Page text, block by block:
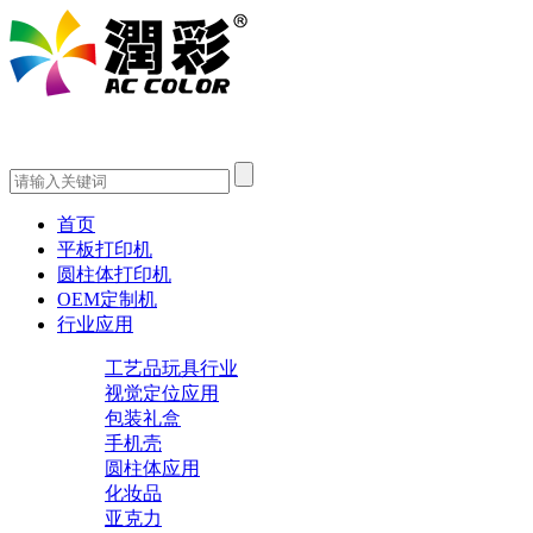
首页
平板打印机
圆柱体打印机
OEM定制机
行业应用
工艺品玩具行业
视觉定位应用
包装礼盒
手机壳
圆柱体应用
化妆品
亚克力